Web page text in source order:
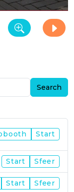
Search
Start
Start Sfeer
Start Sfeer